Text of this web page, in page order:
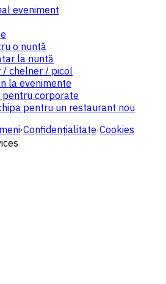
eveniment
o nuntă
la nuntă
/ chelner / picol
la evenimente
pentru corporate
pentru un restaurant nou
·Confidențialitate·Cookies